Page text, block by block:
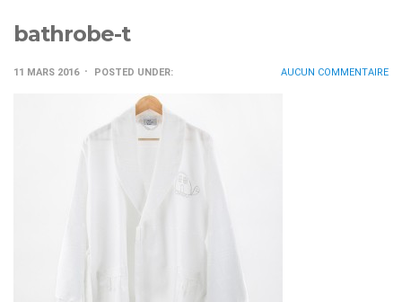
bathrobe-t
11 MARS 2016 POSTED UNDER: AUCUN COMMENTAIRE